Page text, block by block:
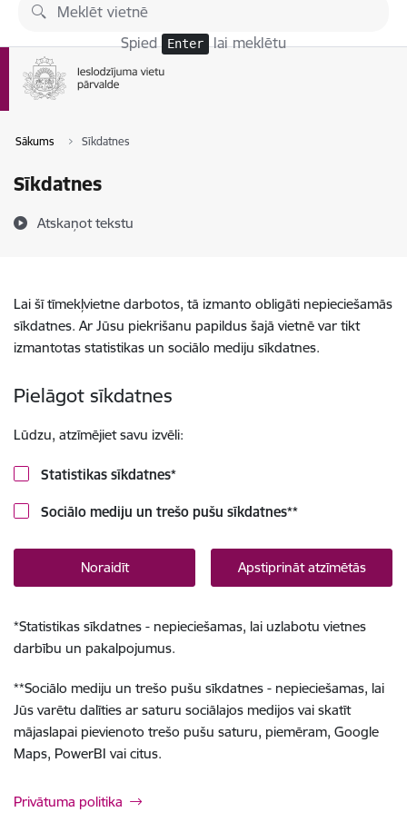
Pāriet uz lapas saturu
Spied Enter lai meklētu
Sākums Sīkdatnes
Sīkdatnes
Atskaņot tekstu
Lai šī tīmekļvietne darbotos, tā izmanto obligāti nepieciešamās
sīkdatnes. Ar Jūsu piekrišanu papildus šajā vietnē var tikt
izmantotas statistikas un sociālo mediju sīkdatnes.
Pielāgot sīkdatnes
Lūdzu, atzīmējiet savu izvēli:
Statistikas sīkdatnes*
Sociālo mediju un trešo pušu sīkdatnes**
Noraidīt Apstiprināt atzīmētās
*Statistikas sīkdatnes - nepieciešamas, lai uzlabotu vietnes
darbību un pakalpojumus.
**Sociālo mediju un trešo pušu sīkdatnes - nepieciešamas, lai
Jūs varētu dalīties ar saturu sociālajos medijos vai skatīt
mājaslapai pievienoto trešo pušu saturu, piemēram, Google
Maps, PowerBI vai citus.
Privātuma politika